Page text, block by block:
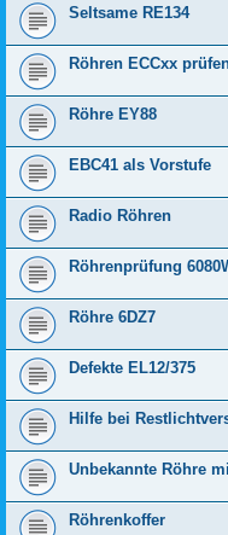
Seltsame RE134
Röhren ECCxx
Röhre EY88
EBC41 als Vorstufe
Radio Röhren
Röhrenprüfung
Röhre 6DZ7
Defekte EL12/375
Hilfe bei
Unbekannte Röhre
Röhrenkoffer